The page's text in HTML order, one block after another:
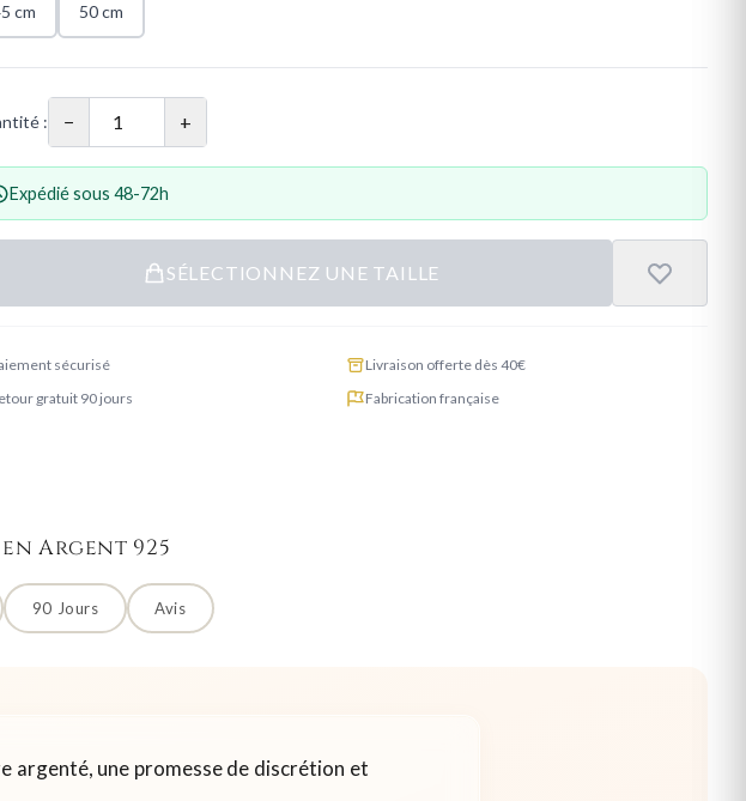
cm 50 cm
: − +
Expédié sous 48-72h
SÉLECTIONNEZ UNE TAILLE
sécurisé
Livraison offerte dès 40€
gratuit 90 jours
Fabrication française
Argent 925
90 Jours Avis
argenté, une promesse de discrétion et